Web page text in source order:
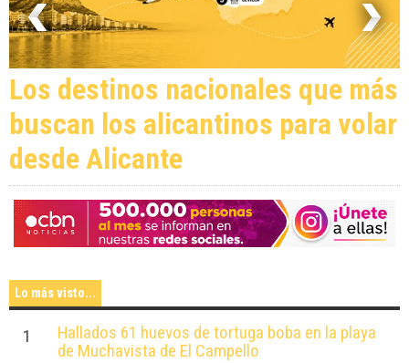
Los destinos nacionales que más
buscan los alicantinos para volar
desde Alicante
Lo más visto...
1
Hallados 61 huevos de tortuga boba en la playa
de Muchavista de El Campello